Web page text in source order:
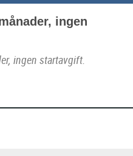
ingen
ingen startavgift.